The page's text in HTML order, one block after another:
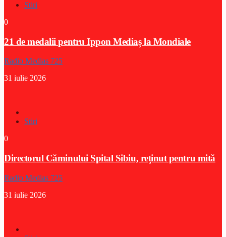
Stiri
0
21 de medalii pentru Ippon Mediaș la Mondiale
Radio Medias 725
31 iulie 2026
Stiri
0
Directorul Căminului Spital Sibiu, reținut pentru mită
Radio Medias 725
31 iulie 2026